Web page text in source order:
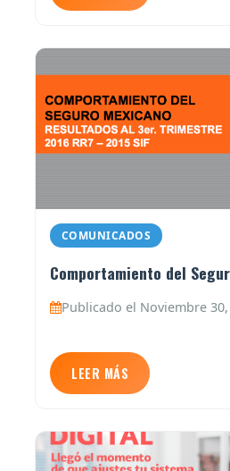
COMUNICADOS
Comportamiento del
Publicado el Noviembre
LEER MÁS